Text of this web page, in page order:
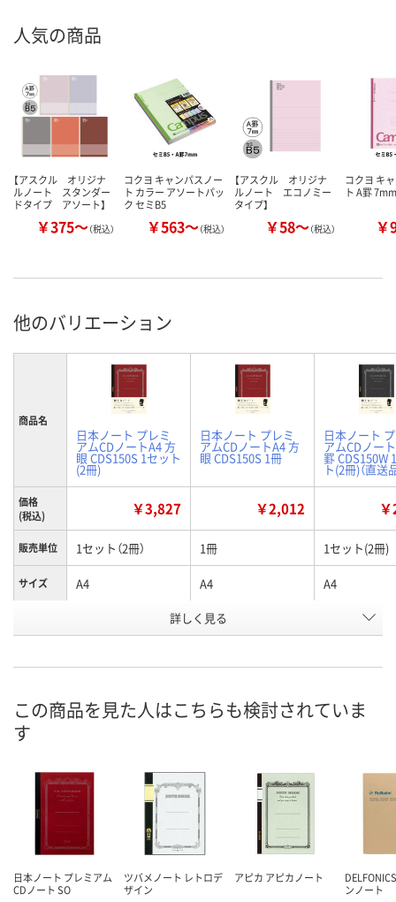
人気の商品
【アスクル オリジナ
ルノート スタンダー
ドタイプ アソート】
￥375～（税込）
コクヨ キャンパスノー
ト カラー アソートパッ
ク セミB5
￥563～（税込）
【アスクル オリジナ
ルノート エコノミー
タイプ】
￥58～（税込）
コクヨ キ
ト A罫
￥
他のバリエーション
商品名
日本ノート プレミ
アムCDノートA4 方
眼 CDS150S 1セット
(2冊)
日本ノート プレミ
アムCDノートA4 方
眼 CDS150S 1冊
日本ノート
アムCDノー
罫 CDS150W
ト(2冊)（直送
価格
(税込)
￥3,827 ￥2,012
販売単位 1セット（2冊） 1冊 1セット(2冊)
サイズ A4 A4 A4
方眼
号
お届け日
数量
カゴへ
数量
カゴへ
詳しく見る
この商品を見た人はこちらも検討されていま
す
日本ノート プレミアム
CDノート SO
ツバメノート レトロデ
ザイン
アピカ アピカノート
ンノート